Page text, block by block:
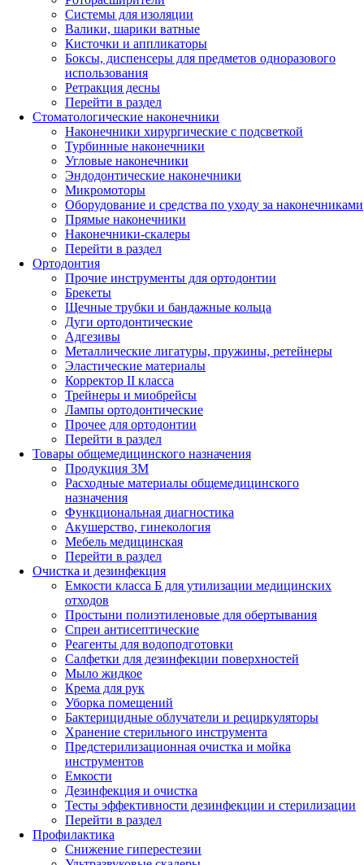
Системы для изоляции
Валики, шарики ватные
Кисточки и аппликаторы
Боксы, диспенсеры для предметов одноразового
использования
Ретракция десны
Перейти в раздел
Стоматологические наконечники
Наконечники хирургические с подсветкой
Турбинные наконечники
Угловые наконечники
Эндодонтические наконечники
Микромоторы
Оборудование и средства по уходу за наконечниками
Прямые наконечники
Наконечники-скалеры
Перейти в раздел
Ортодонтия
Прочие инструменты для ортодонтии
Брекеты
Щечные трубки и бандажные кольца
Дуги ортодонтические
Адгезивы
Металлические лигатуры, пружины, ретейнеры
Эластические материалы
Корректор II класса
Трейнеры и миобрейсы
Лампы ортодонтические
Прочее для ортодонтии
Перейти в раздел
Товары общемедицинского назначения
Продукция 3М
Расходные материалы общемедицинского
назначения
Функциональная диагностика
Акушерство, гинекология
Мебель медицинская
Перейти в раздел
Очистка и дезинфекция
Емкости класса Б для утилизации медицинских
отходов
Простыни полиэтиленовые для обертывания
Спреи антисептические
Реагенты для водоподготовки
Салфетки для дезинфекции поверхностей
Мыло жидкое
Крема для рук
Уборка помещений
Бактерицидные облучатели и рециркуляторы
Хранение стерильного инструмента
Предстерилизационная очистка и мойка
инструментов
Емкости
Дезинфекция и очистка
Тесты эффективности дезинфекции и стерилизации
Перейти в раздел
Профилактика
Снижение гиперестезии